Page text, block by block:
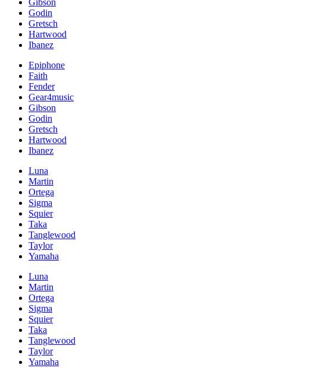
Gibson
Godin
Gretsch
Hartwood
Ibanez
Epiphone
Faith
Fender
Gear4music
Gibson
Godin
Gretsch
Hartwood
Ibanez
Luna
Martin
Ortega
Sigma
Squier
Taka
Tanglewood
Taylor
Yamaha
Luna
Martin
Ortega
Sigma
Squier
Taka
Tanglewood
Taylor
Yamaha